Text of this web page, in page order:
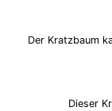
Der Kratzbaum
Dieser